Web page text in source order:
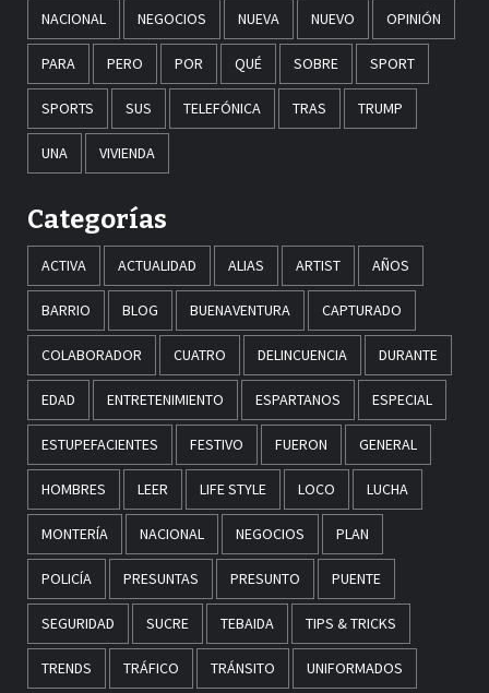
NACIONAL NEGOCIOS NUEVA NUEVO OPINIÓN
PARA PERO POR QUÉ SOBRE SPORT
SPORTS SUS TELEFÓNICA TRAS TRUMP
UNA VIVIENDA
Categorías
ACTIVA ACTUALIDAD ALIAS ARTIST AÑOS
BARRIO BLOG BUENAVENTURA CAPTURADO
COLABORADOR CUATRO DELINCUENCIA DURANTE
EDAD ENTRETENIMIENTO ESPARTANOS ESPECIAL
ESTUPEFACIENTES FESTIVO FUERON GENERAL
HOMBRES LEER LIFE STYLE LOCO LUCHA
MONTERÍA NACIONAL NEGOCIOS PLAN
POLICÍA PRESUNTAS PRESUNTO PUENTE
SEGURIDAD SUCRE TEBAIDA TIPS & TRICKS
TRENDS TRÁFICO TRÁNSITO UNIFORMADOS